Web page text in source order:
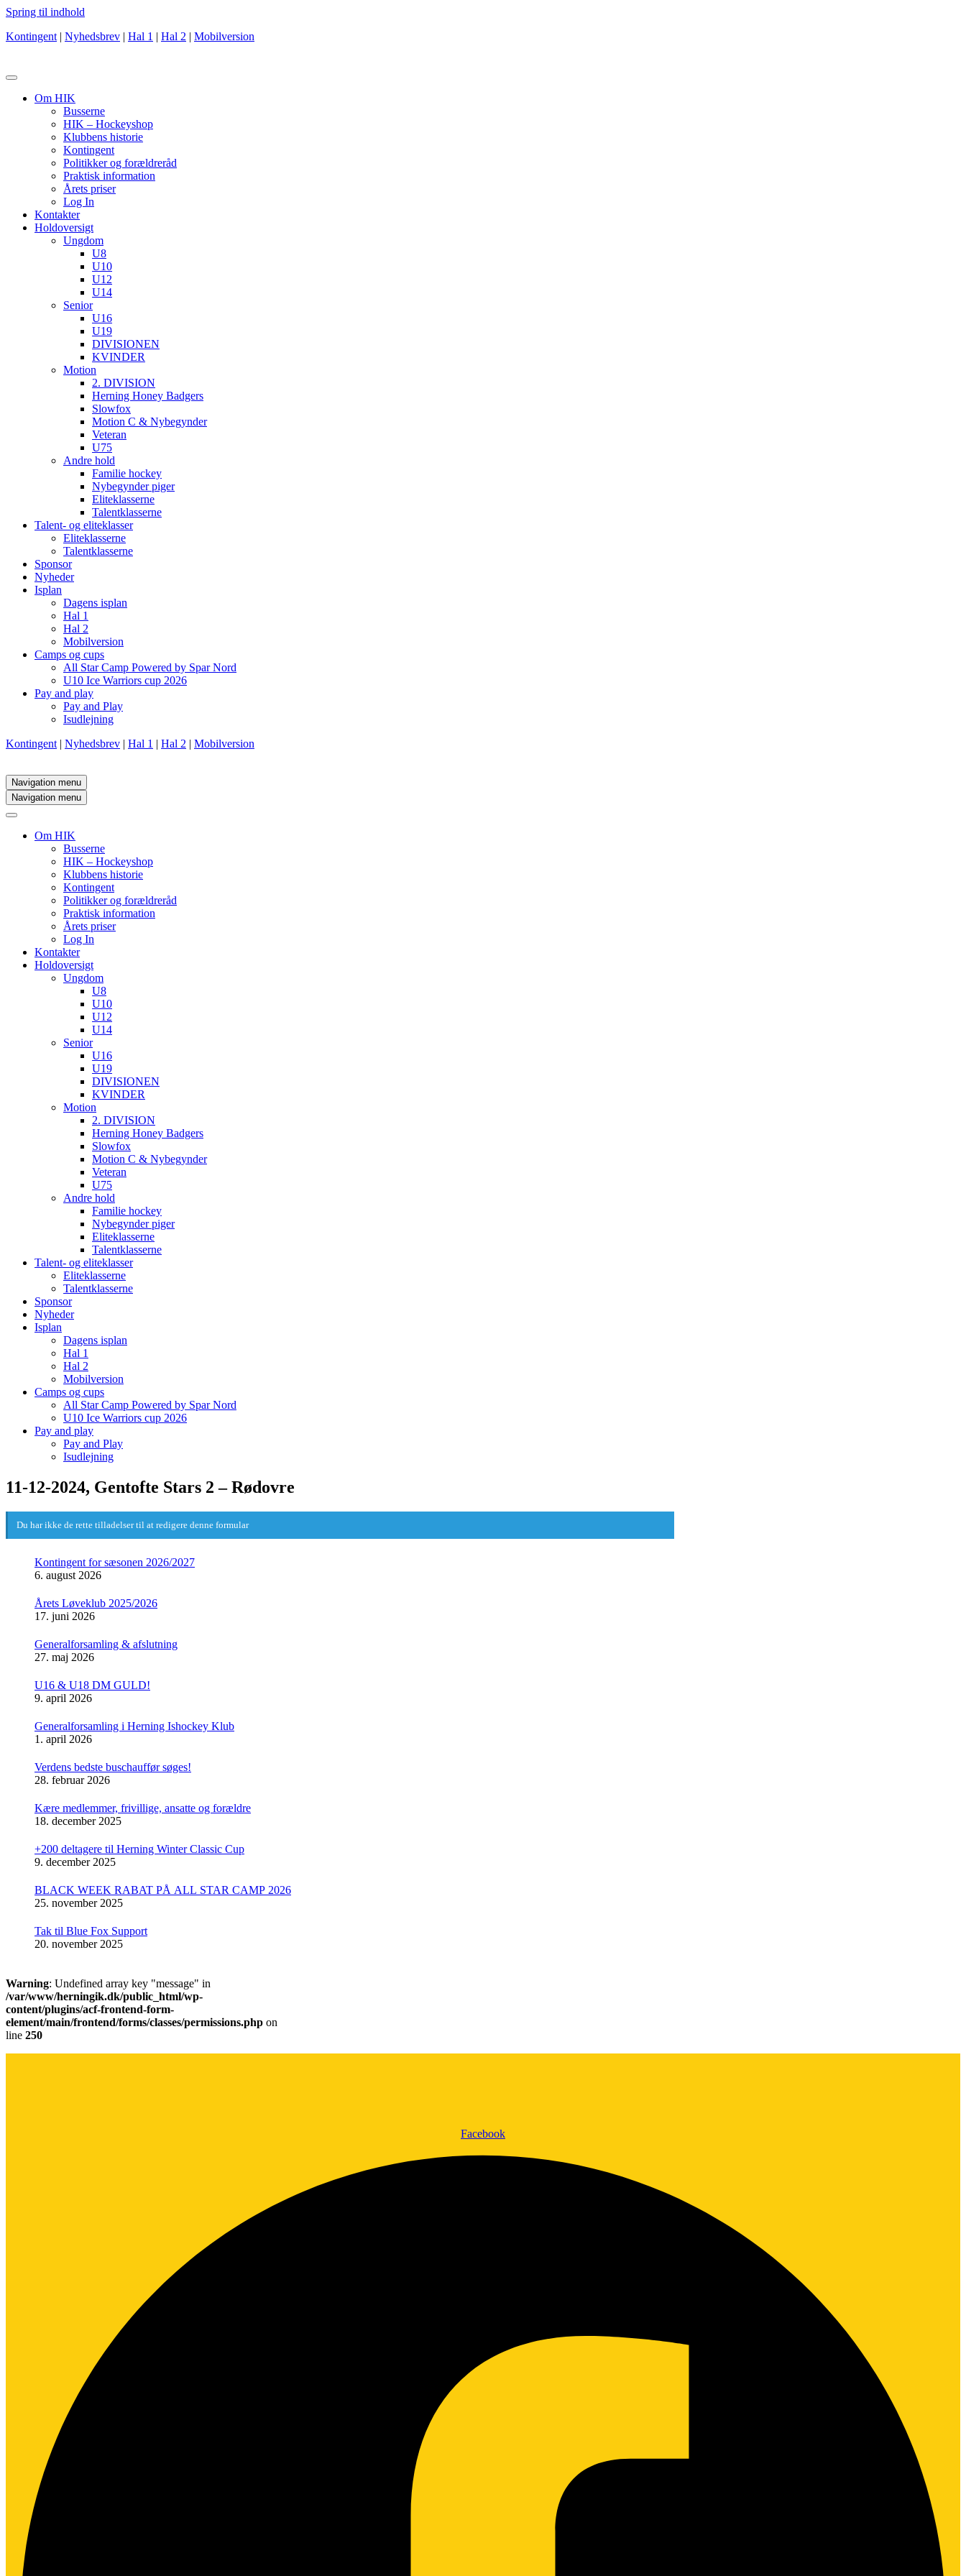
Spring til indhold
Kontingent | Nyhedsbrev | Hal 1 | Hal 2 | Mobilversion
Om HIK
Busserne
HIK – Hockeyshop
Klubbens historie
Kontingent
Politikker og forældreråd
Praktisk information
Årets priser
Log In
Kontakter
Holdoversigt
Ungdom
U8
U10
U12
U14
Senior
U16
U19
DIVISIONEN
KVINDER
Motion
2. DIVISION
Herning Honey Badgers
Slowfox
Motion C & Nybegynder
Veteran
U75
Andre hold
Familie hockey
Nybegynder piger
Eliteklasserne
Talentklasserne
Talent- og eliteklasser
Eliteklasserne
Talentklasserne
Sponsor
Nyheder
Isplan
Dagens isplan
Hal 1
Hal 2
Mobilversion
Camps og cups
All Star Camp Powered by Spar Nord
U10 Ice Warriors cup 2026
Pay and play
Pay and Play
Isudlejning
Kontingent | Nyhedsbrev | Hal 1 | Hal 2 | Mobilversion
Navigation menu
Navigation menu
Om HIK
Busserne
HIK – Hockeyshop
Klubbens historie
Kontingent
Politikker og forældreråd
Praktisk information
Årets priser
Log In
Kontakter
Holdoversigt
Ungdom
U8
U10
U12
U14
Senior
U16
U19
DIVISIONEN
KVINDER
Motion
2. DIVISION
Herning Honey Badgers
Slowfox
Motion C & Nybegynder
Veteran
U75
Andre hold
Familie hockey
Nybegynder piger
Eliteklasserne
Talentklasserne
Talent- og eliteklasser
Eliteklasserne
Talentklasserne
Sponsor
Nyheder
Isplan
Dagens isplan
Hal 1
Hal 2
Mobilversion
Camps og cups
All Star Camp Powered by Spar Nord
U10 Ice Warriors cup 2026
Pay and play
Pay and Play
Isudlejning
11-12-2024, Gentofte Stars 2 – Rødovre
Du har ikke de rette tilladelser til at redigere denne formular
Kontingent for sæsonen 2026/2027
6. august 2026
Årets Løveklub 2025/2026
17. juni 2026
Generalforsamling & afslutning
27. maj 2026
U16 & U18 DM GULD!
9. april 2026
Generalforsamling i Herning Ishockey Klub
1. april 2026
Verdens bedste buschauffør søges!
28. februar 2026
Kære medlemmer, frivillige, ansatte og forældre
18. december 2025
+200 deltagere til Herning Winter Classic Cup
9. december 2025
BLACK WEEK RABAT PÅ ALL STAR CAMP 2026
25. november 2025
Tak til Blue Fox Support
20. november 2025
Warning: Undefined array key "message" in
/var/www/herningik.dk/public_html/wp-
content/plugins/acf-frontend-form-
element/main/frontend/forms/classes/permissions.php on
line 250
Facebook